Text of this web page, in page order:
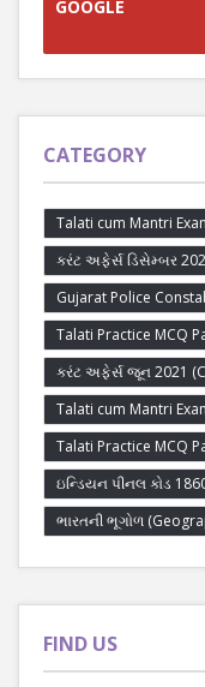
GOOGLE
CATEGORY
Talati cum Mantri
કરંટ અફેર્સ ડિસેમ્બર
Gujarat Police
Talati Practice MCQ
કરંટ અફેર્સ જૂન 2021
Talati cum Mantri
Talati Practice MCQ
ઇન્ડિયન પીનલ કોડ
ભારતની ભૂગોળ
FIND US